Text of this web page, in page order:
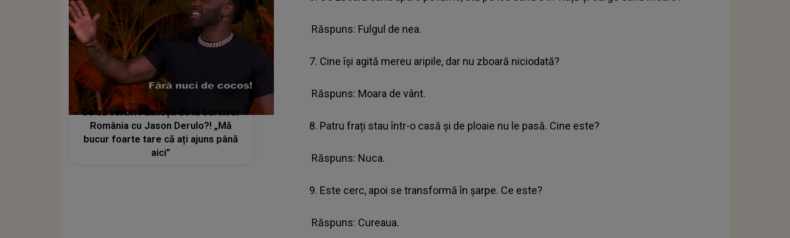
Răspuns: Fulgul de nea.
7. Cine își agită mereu aripile, dar nu zboară niciodată?
Răspuns: Moara de vânt.
8. Patru frați stau într-o casă și de ploaie nu le pasă. Cine este?
Răspuns: Nuca.
9. Este cerc, apoi se transformă în şarpe. Ce este?
Răspuns: Cureaua.
Ce au vorbit Faimoșii de la Survivor
România cu Jason Derulo?! „Mă
bucur foarte tare că ați ajuns până
aici”